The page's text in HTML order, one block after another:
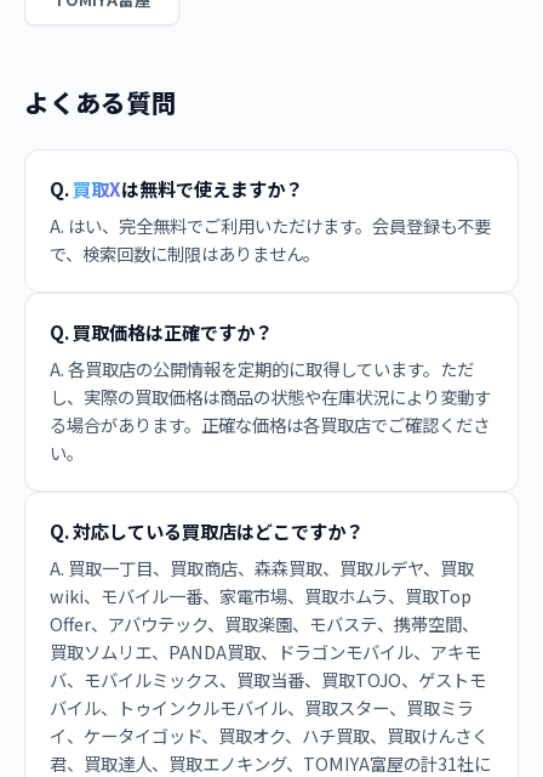
よくある質問
Q.買取Xは無料で使えますか？
A. はい、完全無料でご利用いただけます。会員登録も不要
で、検索回数に制限はありません。
Q. 買取価格は正確ですか？
A. 各買取店の公開情報を定期的に取得しています。ただ
し、実際の買取価格は商品の状態や在庫状況により変動す
る場合があります。正確な価格は各買取店でご確認くださ
い。
Q. 対応している買取店はどこですか？
A. 買取一丁目、買取商店、森森買取、買取ルデヤ、買取
wiki、モバイル一番、家電市場、買取ホムラ、買取Top
Offer、アバウテック、買取楽園、モバステ、携帯空間、
買取ソムリエ、PANDA買取、ドラゴンモバイル、アキモ
バ、モバイルミックス、買取当番、買取TOJO、ゲストモ
バイル、トゥインクルモバイル、買取スター、買取ミラ
イ、ケータイゴッド、買取オク、ハチ買取、買取けんさく
君、買取達人、買取エノキング、TOMIYA富屋の計31社に